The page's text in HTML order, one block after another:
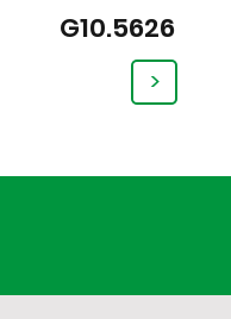
G10.5626
>